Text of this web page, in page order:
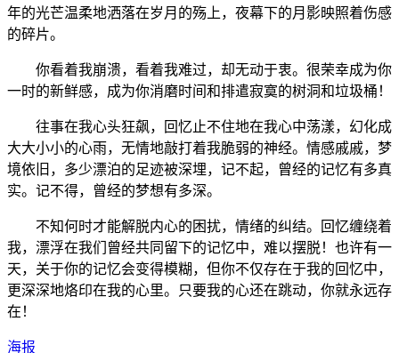
年的光芒温柔地洒落在岁月的殇上，夜幕下的月影映照着伤感
的碎片。
你看着我崩溃，看着我难过，却无动于衷。很荣幸成为你
一时的新鲜感，成为你消磨时间和排遣寂寞的树洞和垃圾桶！
往事在我心头狂飙，回忆止不住地在我心中荡漾，幻化成
大大小小的心雨，无情地敲打着我脆弱的神经。情感戚戚，梦
境依旧，多少漂泊的足迹被深埋，记不起，曾经的记忆有多真
实。记不得，曾经的梦想有多深。
不知何时才能解脱内心的困扰，情绪的纠结。回忆缠绕着
我，漂浮在我们曾经共同留下的记忆中，难以摆脱！也许有一
天，关于你的记忆会变得模糊，但你不仅存在于我的回忆中，
更深深地烙印在我的心里。只要我的心还在跳动，你就永远存
在！
海报